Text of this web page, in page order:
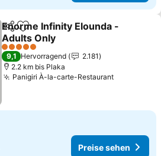
TeilenZu Favoriten hinzufügen
Enorme Infinity Elounda -
Adults Only
Preise sehen
5 Sterne
9,1 Hervorragend
2.181
2.2 km bis Plaka
Panigiri À-la-carte-RestaurantPreise
Preise sehen